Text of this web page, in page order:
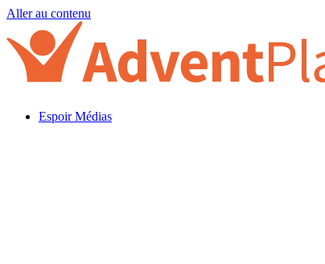
Aller au contenu
Espoir Médias